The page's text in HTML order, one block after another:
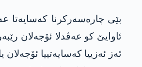
بێی چارەسەرکرنا کەسایەتا
ئاوایێ کو عەڤدلا ئۆجەلان
ئەز ئەزییا کەسایەتییا